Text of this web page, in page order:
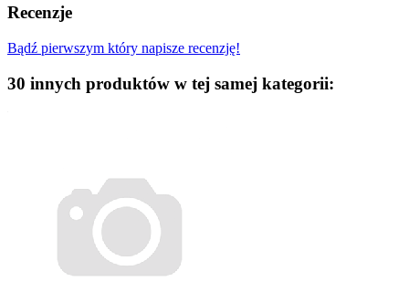
Recenzje
Bądź pierwszym który napisze recenzję!
30 innych produktów w tej samej kategorii: